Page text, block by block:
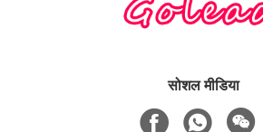
सोशल मीडिया